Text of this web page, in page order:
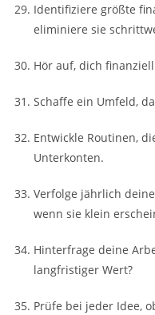
Identifiziere größte
eliminiere sie
Hör auf, dich
Schaffe ein Umfeld,
Entwickle Routinen,
Unterkonten.
Verfolge jährlich
wenn sie klein
Hinterfrage deine
langfristiger Wert?
Prüfe bei jeder Idee,